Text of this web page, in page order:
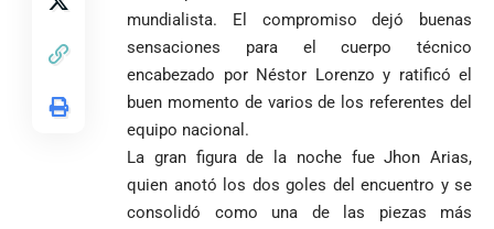
mundialista. El compromiso dejó buenas
sensaciones para el cuerpo técnico
encabezado por Néstor Lorenzo y ratificó el
buen momento de varios de los referentes del
equipo nacional.
La gran figura de la noche fue Jhon Arias,
quien anotó los dos goles del encuentro y se
consolidó como una de las piezas más
suspensión
inmediata del
cargo
Tribunal de
Diócesis de
Sonsón-Rionegro
rechaza fotos
tomadas en
se puede
presidente” y
pide esperar
los
escrutinios
oficiales
Ecuador en el
último suspiro
y acaba con su
invicto de 19
partidos
La paz de
Medellín: un
camino que no
abandonarse
campesinos
inician nueva
jornada académica
en Medellín